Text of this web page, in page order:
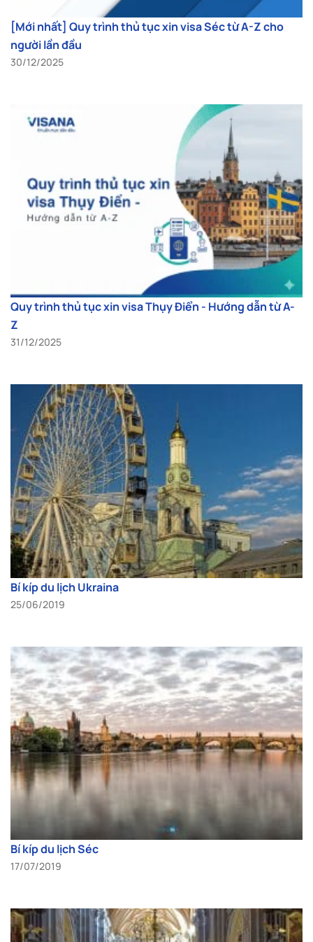
[Mới nhất] Quy trình thủ tục xin visa Séc từ A-Z cho
người lần đầu
30/12/2025
Quy trình thủ tục xin visa Thụy Điển - Hướng dẫn từ A-
Z
31/12/2025
Bí kíp du lịch Ukraina
25/06/2019
Bí kíp du lịch Séc
17/07/2019